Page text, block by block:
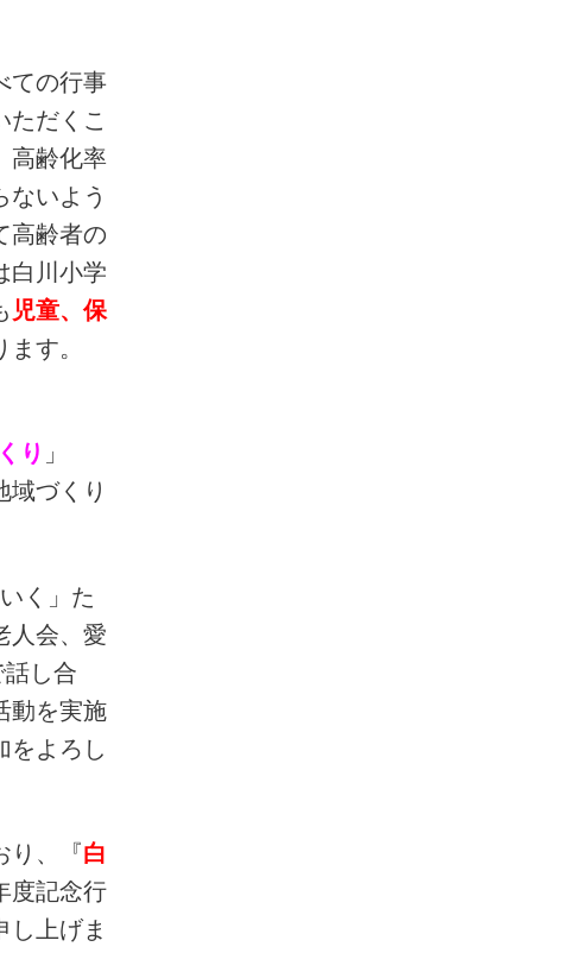
ての行事
ただくこ
高齢化率
ないよう
高齢者の
白川小学
児童、保
す。
り 」
域づくり
く」た
人会、愛
し合
動を実施
をよろし
り、『白
度記念行
し上げま